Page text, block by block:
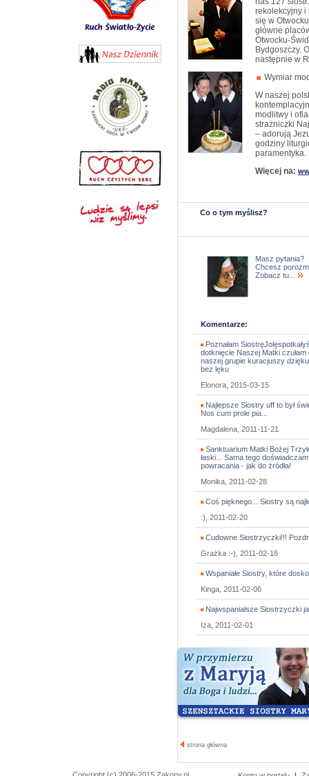
rekolekcyjny i
się w
główne
Otwocku-
Bydgoszczy.
następnie w
Wymiar
W naszej
modlitwy i
strażniczki
– adorują
godziny
paramentyka.
Więcej na:
Co o tym myślisz?
Masz pytania?
Chcesz
Zobacz tu...
Komentarze:
Poznałam
dotknięcie Naszej Matki
naszej grupie kuracjuszy
bez lęku
Elonora, 2015-03-15
Najlepsze Siostry uff to był
Nos cum prole pia...
Magdalena, 2011-11-21
Sanktuarium Matki Bożej
łaski... Sama tego
powracania - jak do żródła!
Monika, 2011-02-28
Coś pięknego... Siostry są
:), 2011-02-20
Cudowne Siostrzyczki!!!
Grażka :-), 2011-02-16
Wspaniałe Siostry, które
Kinga, 2011-02-06
Najwspanialsze Siostrzyczki
Iza, 2011-02-01
strona główna